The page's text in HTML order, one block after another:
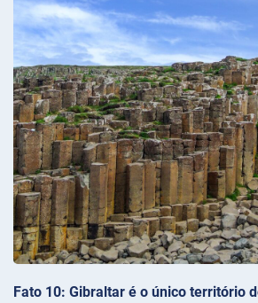
Fato 10: Gibraltar é o único território